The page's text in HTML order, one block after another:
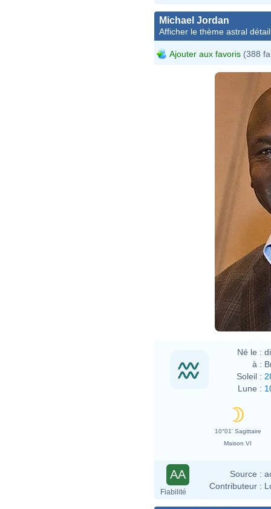
Michael Jordan
Afficher le thème astral
Ajouter aux favoris (388
Né le :
à :
Soleil :
Lune :
10°01' Sagittaire
Maison VI
AA
Fiabilité
Source :
Contributeur :